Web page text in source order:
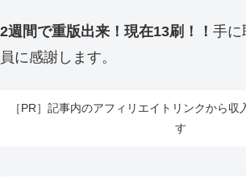
2週間で重版出来！現在13刷！！ 手に
員に感謝します。
［PR］記事内のアフィリエイトリンクから収
す